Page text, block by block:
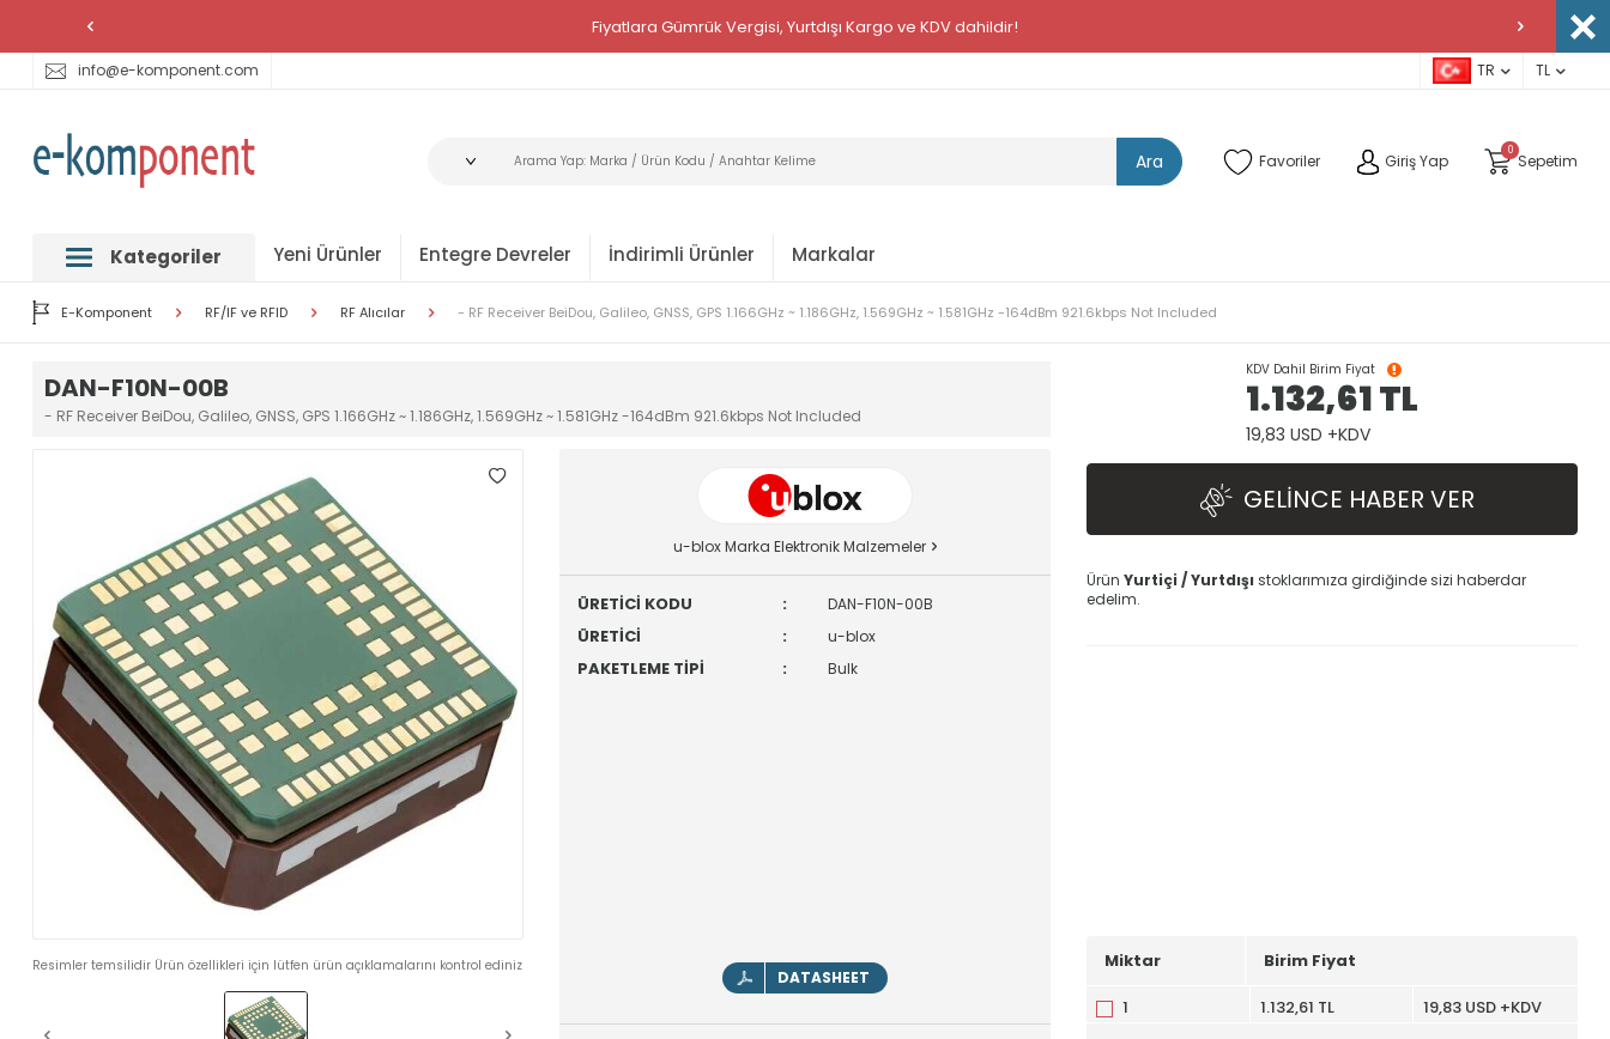
Fiyatlara Gümrük Vergisi, Yurtdışı Kargo ve KDV dahildir!
info@e-komponent.com TR TL
Ara Favoriler Giriş Yap
0
Sepetim
Kategoriler Yeni Ürünler Entegre Devreler İndirimli Ürünler Markalar
E-Komponent RF/IF ve RFID RF Alıcılar - RF Receiver BeiDou, Galileo, GNSS, GPS 1.166GHz ~ 1.186GHz, 1.569GHz ~ 1.581GHz -164dBm 921.6kbps Not Included
DAN-F10N-00B
- RF Receiver BeiDou, Galileo, GNSS, GPS 1.166GHz ~ 1.186GHz, 1.569GHz ~ 1.581GHz -164dBm 921.6kbps Not Included
Resimler temsilidir Ürün özellikleri için lütfen ürün açıklamalarını kontrol ediniz
u-blox Marka Elektronik Malzemeler
ÜRETİCİ KODU : DAN-F10N-00B
ÜRETİCİ : u-blox
PAKETLEME TİPİ : Bulk
DATASHEET
KDV Dahil Birim Fiyat
1.132,61TL
19,83 USD +KDV
GELINCE HABER VER
Ürün Yurtiçi / Yurtdışı stoklarımıza girdiğinde sizi haberdar
edelim.
Miktar Birim Fiyat
1 1.132,61 TL
19,83 USD +KDV